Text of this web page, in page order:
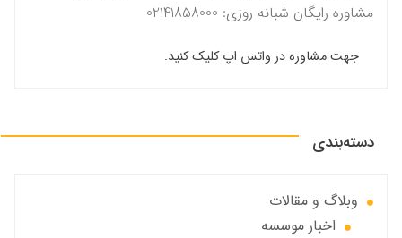
مشاوره رایگان شبانه روزی: 02141858000
جهت مشاوره در واتس اپ کلیک کنید.
دسته‌بندی
وبلاگ و مقالات
اخبار موسسه